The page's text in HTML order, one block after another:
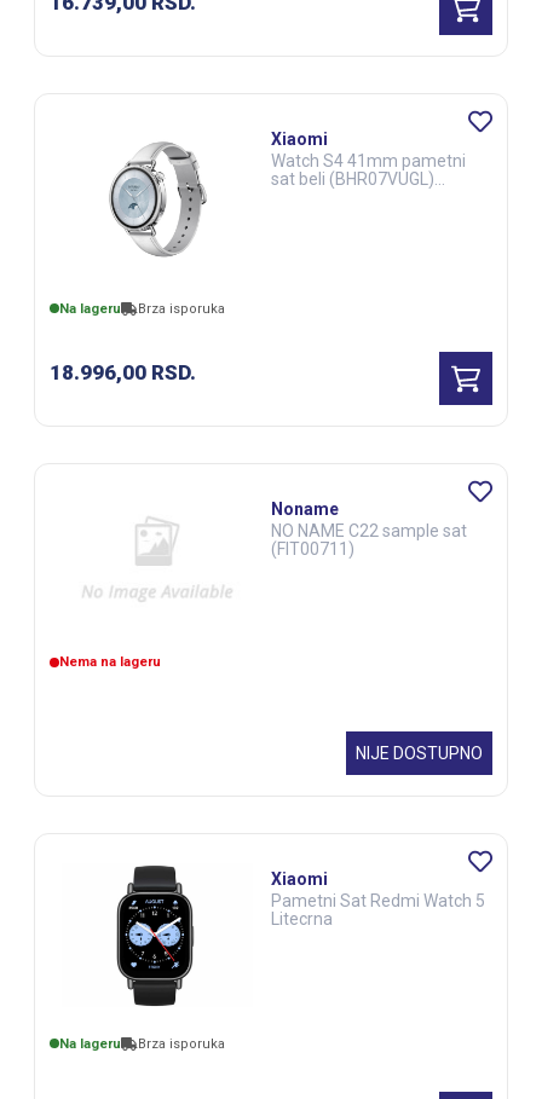
Na lageru Brza isporuka
18.996,00 RSD.
Xiaomi
Watch S4 41mm pametni
sat beli (BHR07VUGL)
Nema na lageru
Noname
NO NAME C22 sample sat
(FIT00711)
NIJE DOSTUPNO
Na lageru Brza isporuka
Xiaomi
Pametni Sat Redmi Watch 5
Litecrna